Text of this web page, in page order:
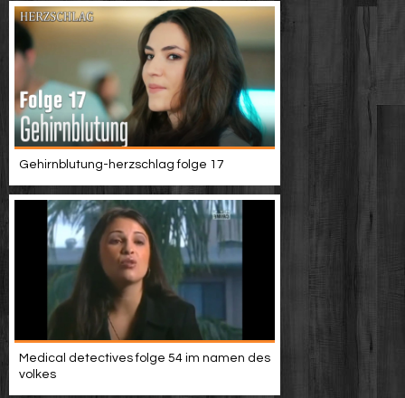
Gehirnblutung-herzschlag folge 17
Medical detectives folge 54 im namen des
volkes